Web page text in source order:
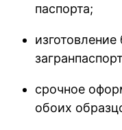
паспорта;
срочное
обоих